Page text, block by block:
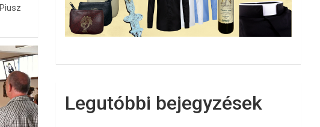
Legutóbbi bejegyzések